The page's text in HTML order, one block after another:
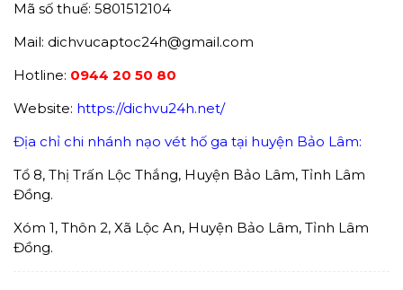
Mã số thuế: 5801512104
Mail: dichvucaptoc24h@gmail.com
Hotline: 0944 20 50 80
Website: https://dichvu24h.net/
Địa chỉ chi nhánh nạo vét hố ga tại huyện Bảo Lâm:
Tổ 8, Thị Trấn Lộc Thắng, Huyện Bảo Lâm, Tỉnh Lâm
Đồng.
Xóm 1, Thôn 2, Xã Lộc An, Huyện Bảo Lâm, Tỉnh Lâm
Đồng.